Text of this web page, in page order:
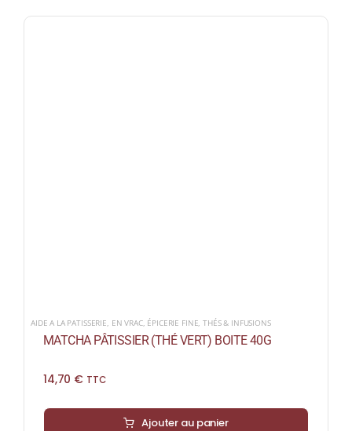
AIDE A LA PATISSERIE EN VRAC, ÉPICERIE FINE ,THÉS & INFUSIONS
MATCHA PÂTISSIER (THÉ VERT) BOITE 40G
14,70 € TTC
Ajouter au panier